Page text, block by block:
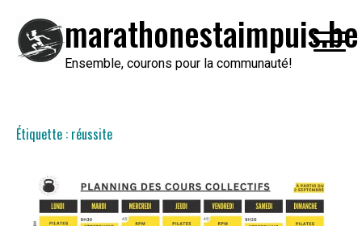
contenu
marathonestaimpuis.be
Ensemble, courons pour la communauté!
Étiquette : réussite